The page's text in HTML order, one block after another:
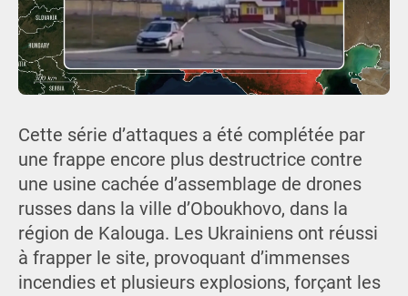
Cette série d’attaques a été complétée par
une frappe encore plus destructrice contre
une usine cachée d’assemblage de drones
russes dans la ville d’Oboukhovo, dans la
région de Kalouga. Les Ukrainiens ont réussi
à frapper le site, provoquant d’immenses
incendies et plusieurs explosions, forçant les